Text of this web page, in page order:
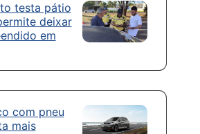
testa pátio
deixar
em
com pneu
mais